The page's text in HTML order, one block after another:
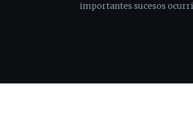
importantes sucesos